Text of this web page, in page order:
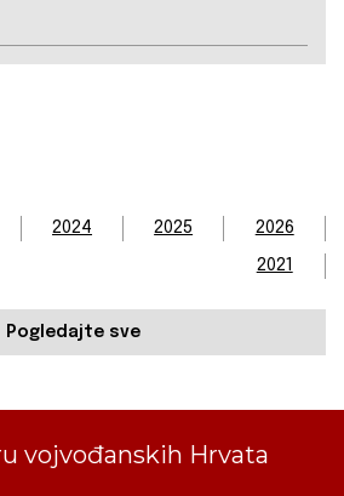
2026
2025
2024
2021
Pogledajte sve
vojvođanskih Hrvata